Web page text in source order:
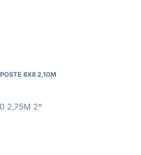
POSTE 8X8 2,10M